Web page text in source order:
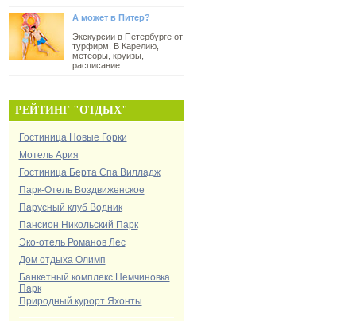
А может в Питер?
Экскурсии в Петербурге от
турфирм. В Карелию,
метеоры, круизы,
расписание.
РЕЙТИНГ "ОТДЫХ"
Гостиница Новые Горки
Мотель Ария
Гостиница Берта Спа Вилладж
Парк-Отель Воздвиженское
Парусный клуб Водник
Пансион Никольский Парк
Эко-отель Романов Лес
Дом отдыха Олимп
Банкетный комплекс Немчиновка
Парк
Природный курорт Яхонты